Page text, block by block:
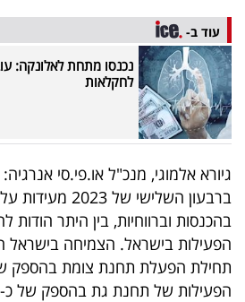
עוד ב-
נכנסו מתחת לאלונקה:
לחקלאות
גיורא אלמוגי, מנכ"ל או.פי.סי
ברבעון השלישי של
בהכנסות וברווחיות, בין היתר
הפעילות בישראל. הצמיחה בישראל